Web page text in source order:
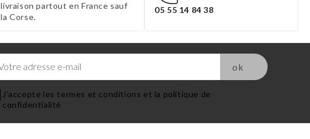
livraison partout en France sauf
la Corse.
05 55 14 84 38
J'accepte les termes et conditions et la politique de
confidentialité